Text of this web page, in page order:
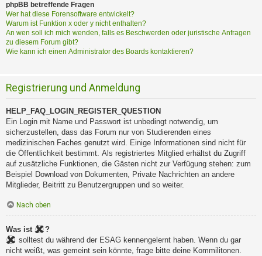
phpBB betreffende Fragen
Wer hat diese Forensoftware entwickelt?
Warum ist Funktion x oder y nicht enthalten?
An wen soll ich mich wenden, falls es Beschwerden oder juristische Anfragen
zu diesem Forum gibt?
Wie kann ich einen Administrator des Boards kontaktieren?
Registrierung und Anmeldung
HELP_FAQ_LOGIN_REGISTER_QUESTION
Ein Login mit Name und Passwort ist unbedingt notwendig, um
sicherzustellen, dass das Forum nur von Studierenden eines
medizinischen Faches genutzt wird. Einige Informationen sind nicht für
die Öffentlichkeit bestimmt. Als registriertes Mitglied erhältst du Zugriff
auf zusätzliche Funktionen, die Gästen nicht zur Verfügung stehen: zum
Beispiel Download von Dokumenten, Private Nachrichten an andere
Mitglieder, Beitritt zu Benutzergruppen und so weiter.
Nach oben
Was ist
?
solltest du während der ESAG kennengelernt haben. Wenn du gar
nicht weißt, was gemeint sein könnte, frage bitte deine Kommilitonen.